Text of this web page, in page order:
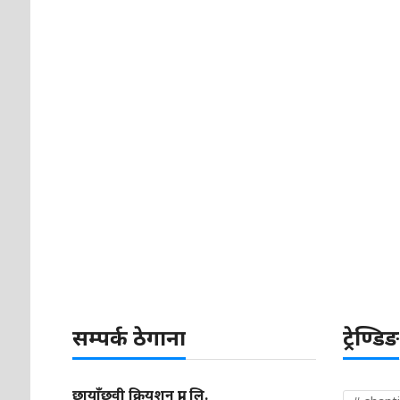
सम्पर्क ठेगाना
छायाँछवी क्रियशन प्रा. लि.
ट्रेण्डिङ